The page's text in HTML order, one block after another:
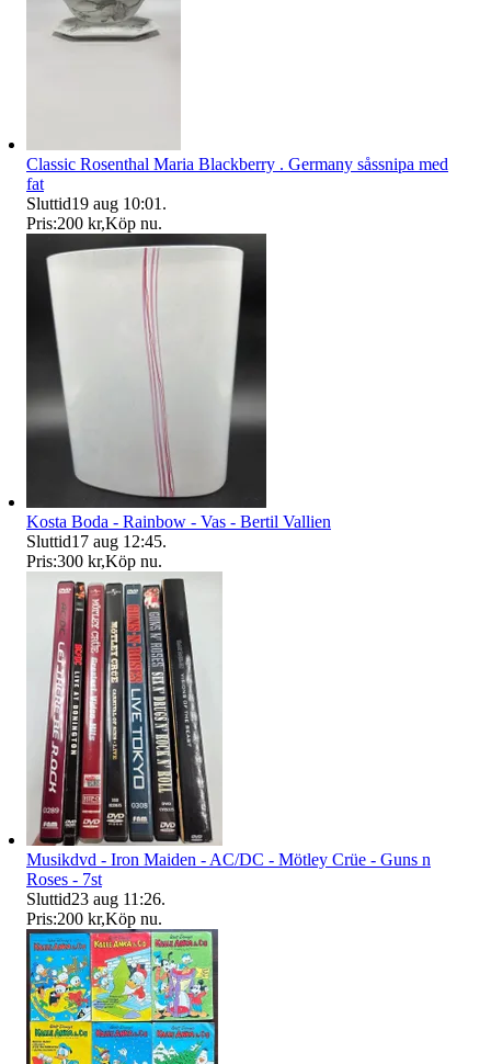
Classic Rosenthal Maria Blackberry . Germany såssnipa med
fat
Sluttid19 aug 10:01 .
Pris:200 kr,Köp nu.
Kosta Boda - Rainbow - Vas - Bertil Vallien
Sluttid17 aug 12:45.
Pris:300 kr,Köp nu.
Musikdvd - Iron Maiden - AC/DC - Mötley Crüe - Guns n
Roses - 7st
Sluttid23 aug 11:26.
Pris:200 kr,Köp nu.